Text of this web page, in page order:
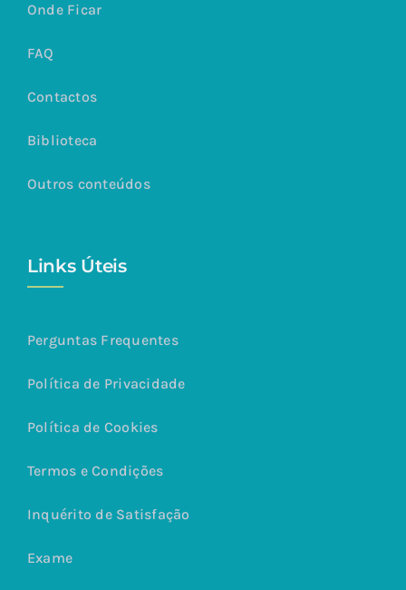
Onde Ficar
FAQ
Contactos
Biblioteca
Outros conteúdos
Links Úteis
Perguntas Frequentes
Política de Privacidade
Política de Cookies
Termos e Condições
Inquérito de Satisfação
Exame